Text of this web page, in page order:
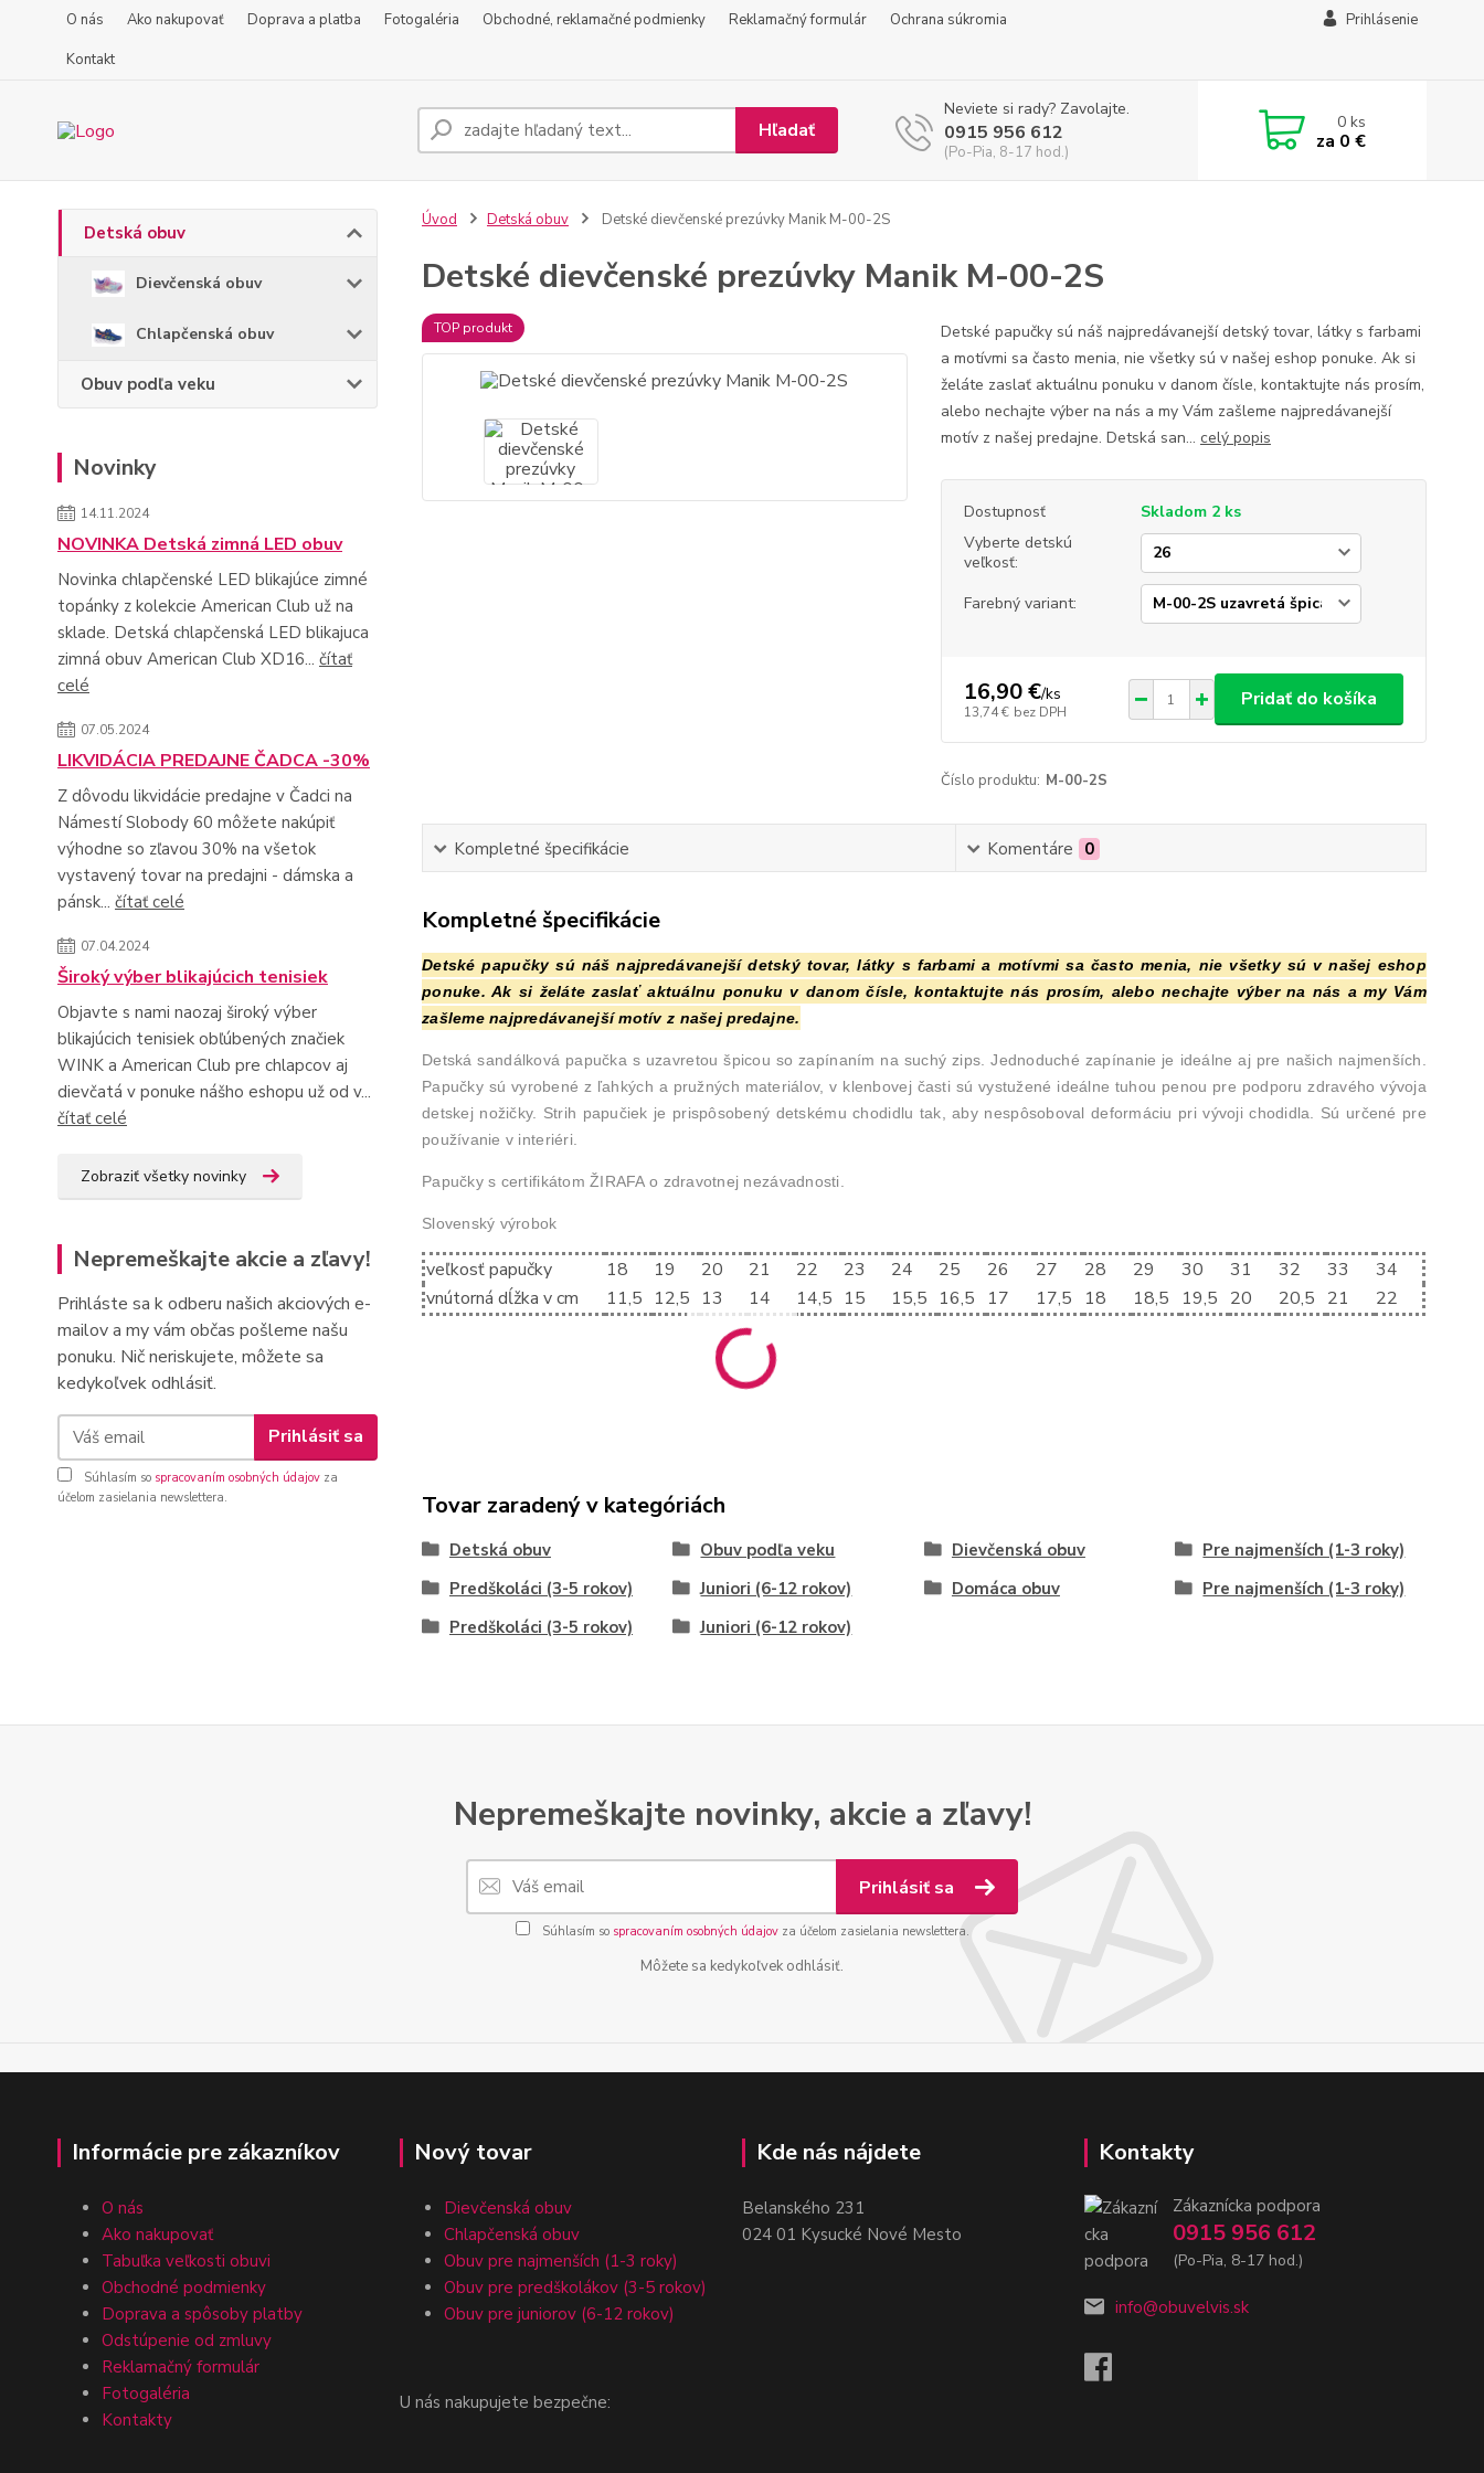
O nás Ako nakupovať Doprava a platba Fotogaléria Obchodné, reklamačné podmienky Reklamačný formulár
Ochrana súkromia
Kontakt
Prihlásenie
Hľadať
Neviete si rady? Zavolajte.
0915 956 612
(Po-Pia, 8-17 hod.)
0ks
za 0 €
Detská obuv
Dievčenská obuv
Chlapčenská obuv
Obuv podľa veku
Novinky
14.11.2024
NOVINKA Detská zimná LED obuv
Novinka chlapčenské LED blikajúce zimné
topánky z kolekcie American Club už na
sklade. Detská chlapčenská LED blikajuca
zimná obuv American Club XD16... čítať
celé
07.05.2024
LIKVIDÁCIA PREDAJNE ČADCA -30%
Z dôvodu likvidácie predajne v Čadci na
Námestí Slobody 60 môžete nakúpiť
výhodne so zľavou 30% na všetok
vystavený tovar na predajni - dámska a
pánsk... čítať celé
07.04.2024
Široký výber blikajúcich tenisiek
Objavte s nami naozaj široký výber
blikajúcich tenisiek obľúbených značiek
WINK a American Club pre chlapcov aj
dievčatá v ponuke nášho eshopu už od v...
čítať celé
Zobraziť všetky novinky
Nepremeškajte akcie a zľavy!
Prihláste sa k odberu našich akciových e-
mailov a my vám občas pošleme našu
ponuku. Nič neriskujete, môžete sa
kedykoľvek odhlásiť.
Prihlásiť sa
Súhlasím so spracovaním osobných údajov za
účelom zasielania newslettera.
Úvod Detská obuv Detské dievčenské prezúvky Manik M-00-2S
Detské dievčenské prezúvky Manik M-00-2S
TOP produkt
Detské papučky sú náš najpredávanejší detský tovar, látky s farbami
a motívmi sa často menia, nie všetky sú v našej eshop ponuke. Ak si
želáte zaslať aktuálnu ponuku v danom čísle, kontaktujte nás prosím,
alebo nechajte výber na nás a my Vám zašleme najpredávanejší
motív z našej predajne. Detská san... celý popis
Dostupnosť
Skladom 2 ks
Vyberte detskú
veľkosť:
Farebný variant:
16,90 €/ks
13,74 € bez DPH
Pridať do košíka
Číslo produktu: M-00-2S
Kompletné špecifikácie Komentáre 0
Kompletné špecifikácie
Detské papučky sú náš najpredávanejší detský tovar, látky s farbami a motívmi sa často menia, nie všetky sú v našej eshop
ponuke. Ak si želáte zaslať aktuálnu ponuku v danom čísle, kontaktujte nás prosím, alebo nechajte výber na nás a my Vám
zašleme najpredávanejší motív z našej predajne.
Detská sandálková papučka s uzavretou špicou so zapínaním na suchý zips. Jednoduché zapínanie je ideálne aj pre našich najmenších.
Papučky sú vyrobené z ľahkých a pružných materiálov, v klenbovej časti sú vystužené ideálne tuhou penou pre podporu zdravého vývoja
detskej nožičky. Strih papučiek je prispôsobený detskému chodidlu tak, aby nespôsoboval deformáciu pri vývoji chodidla. Sú určené pre
používanie v interiéri.
Papučky s certifikátom ŽIRAFA o zdravotnej nezávadnosti.
Slovenský výrobok
veľkosť papučky 18 19 20 21 22 23 24 25 26 27 28 29 30 31 32 33
34
vnútorná dĺžka v cm
11,5 12,5 13 14 14,5 15 15,5 16,5 17 17,5 18 18,5 19,5 20 20,5 21 22
Tovar zaradený v kategóriách
Detská obuv Obuv podľa veku Dievčenská obuv
Pre najmenších (1-3 roky)
Predškoláci (3-5 rokov)
Juniori (6-12 rokov) Domáca obuv
Pre najmenších (1-3 roky)
Predškoláci (3-5 rokov)
Juniori (6-12 rokov)
Nepremeškajte novinky, akcie a zľavy!
Prihlásiť sa
Súhlasím so spracovaním osobných údajovza účelom zasielania newslettera.
Môžete sa kedykoľvek odhlásiť.
Informácie pre zákazníkov
O nás
Ako nakupovať
Tabuľka veľkosti obuvi
Obchodné podmienky
Doprava a spôsoby platby
Odstúpenie od zmluvy
Reklamačný formulár
Fotogaléria
Kontakty
Nový tovar
Dievčenská obuv
Chlapčenská obuv
Obuv pre najmenších (1-3 roky)
Obuv pre predškolákov (3-5 rokov)
Obuv pre juniorov (6-12 rokov)
U nás nakupujete bezpečne:
Kde nás nájdete
Belanského 231
024 01 Kysucké Nové Mesto
Kontakty
Zákaznícka podpora
0915 956 612
(Po-Pia, 8-17 hod.)
info@obuvelvis.sk